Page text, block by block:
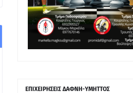
ΕΠΙΧΕΙΡΗΣΕΙΣ ΔΑΦΝΗ-ΥΜΗΤΤΟΣ